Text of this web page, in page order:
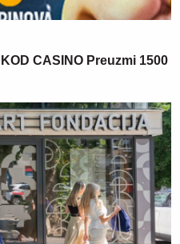
CASINO Preuzmi 1500